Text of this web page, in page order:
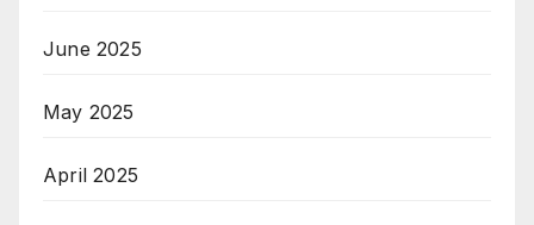
June 2025
May 2025
April 2025